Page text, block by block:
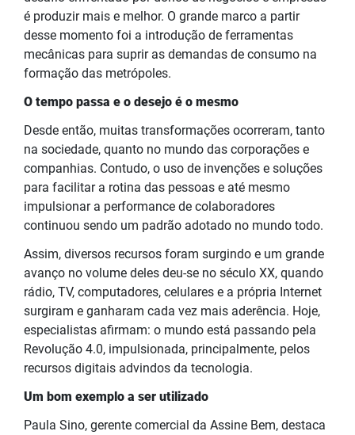
é produzir mais e melhor. O grande marco a partir
desse momento foi a introdução de ferramentas
mecânicas para suprir as demandas de consumo na
formação das metrópoles.
O tempo passa e o desejo é o mesmo
Desde então, muitas transformações ocorreram, tanto
na sociedade, quanto no mundo das corporações e
companhias. Contudo, o uso de invenções e soluções
para facilitar a rotina das pessoas e até mesmo
impulsionar a performance de colaboradores
continuou sendo um padrão adotado no mundo todo.
Assim, diversos recursos foram surgindo e um grande
avanço no volume deles deu-se no século XX, quando
rádio, TV, computadores, celulares e a própria Internet
surgiram e ganharam cada vez mais aderência. Hoje,
especialistas afirmam: o mundo está passando pela
Revolução 4.0, impulsionada, principalmente, pelos
recursos digitais advindos da tecnologia.
Um bom exemplo a ser utilizado
Paula Sino, gerente comercial da Assine Bem, destaca